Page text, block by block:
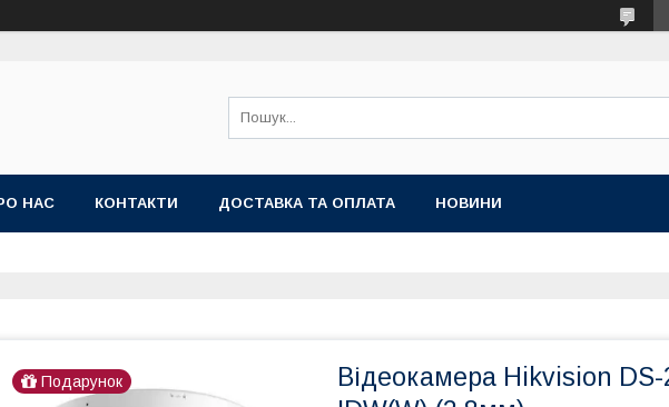
НАС КОНТАКТИ ДОСТАВКА ТА ОПЛАТА НОВИНИ
Подарунок
Відеокамера Hikvision